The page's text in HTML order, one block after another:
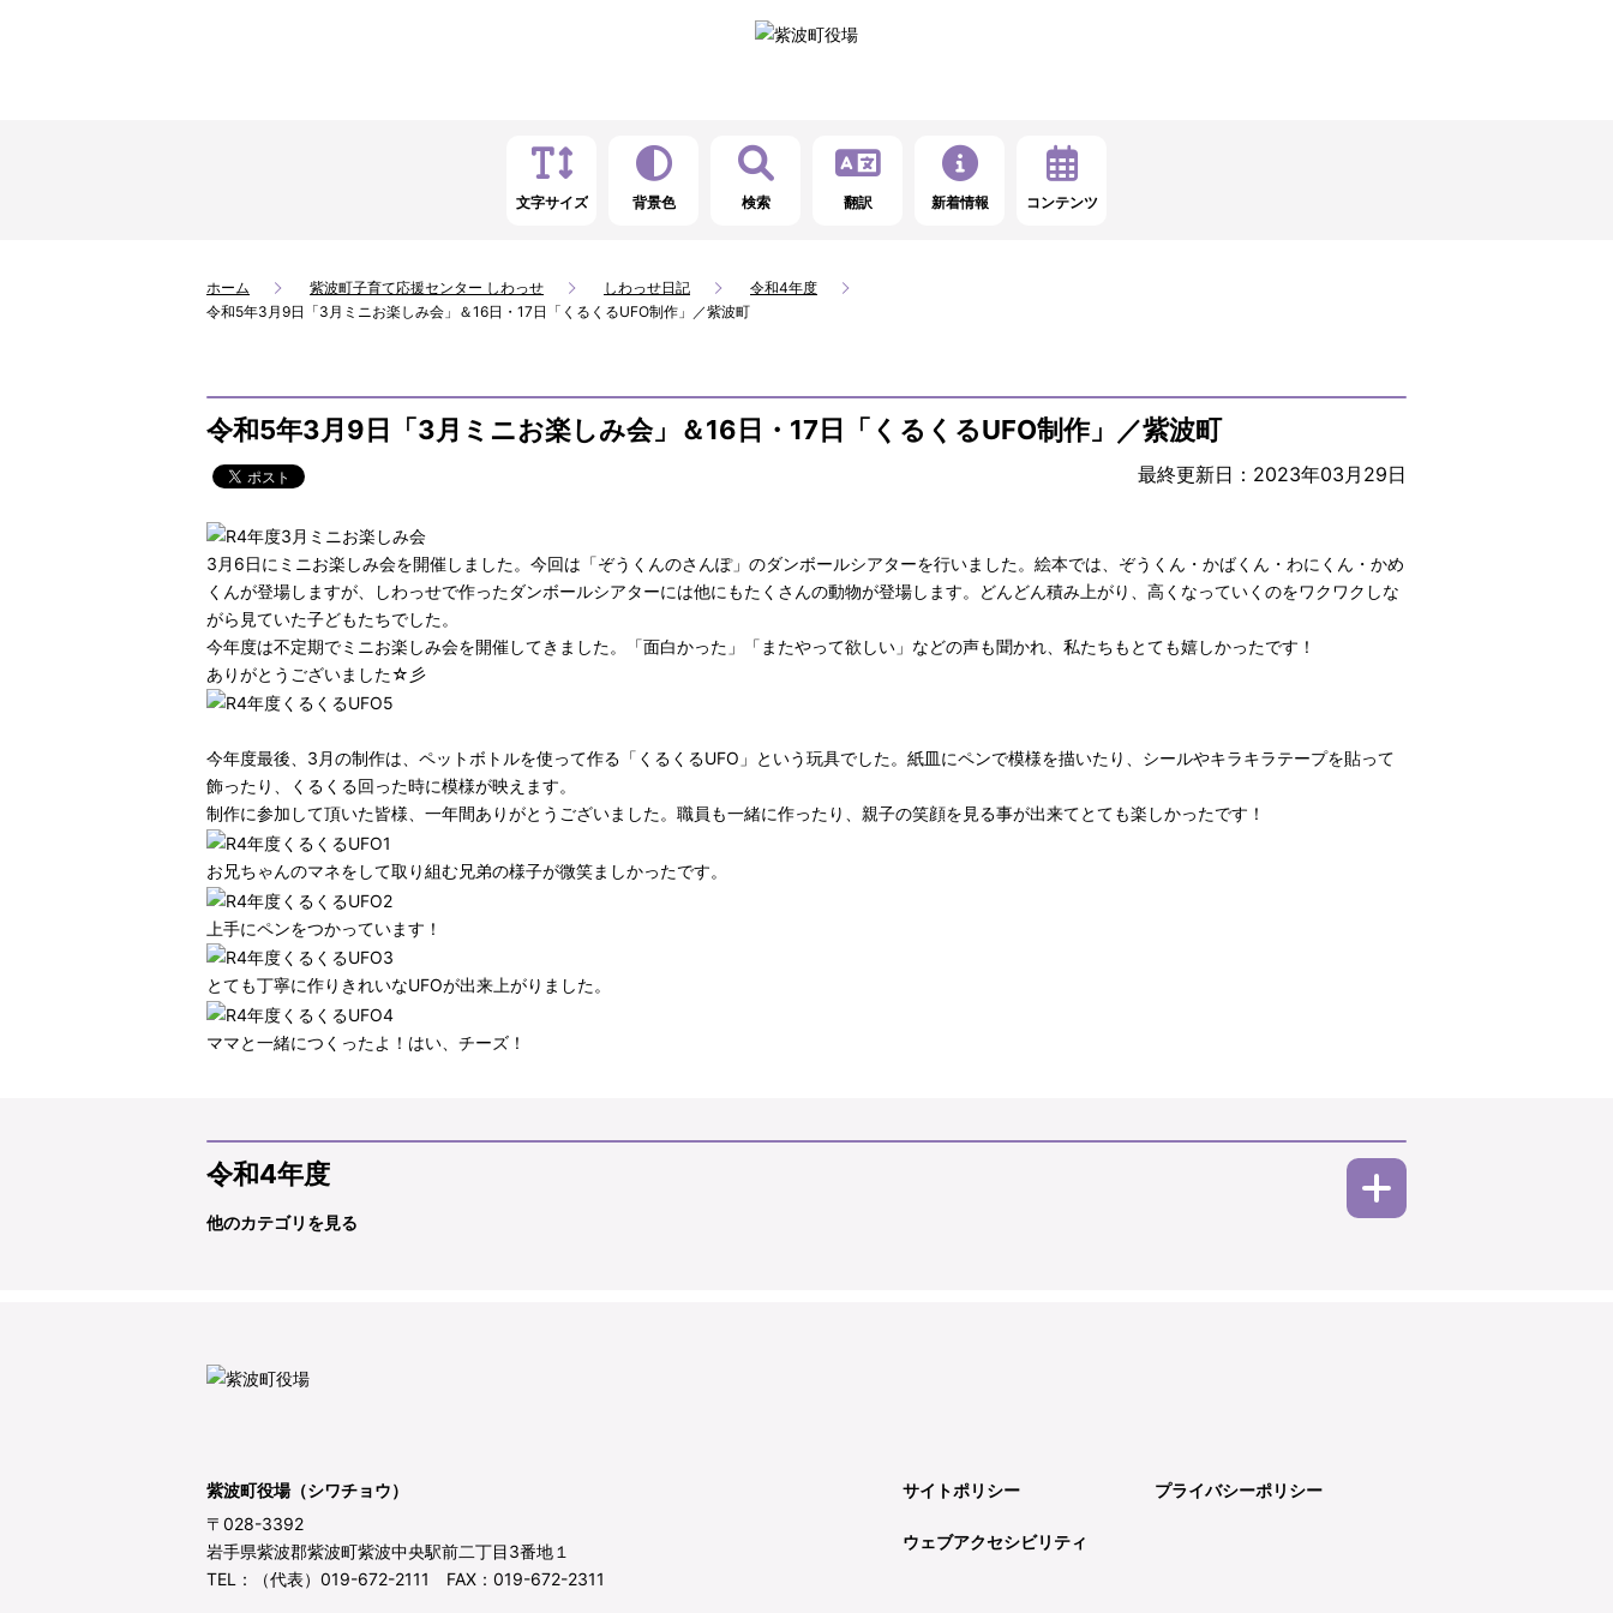
文字サイズ 背景色 検索 翻訳 新着情報 コンテンツ
ホーム 紫波町子育て応援センター しわっせ しわっせ日記
令和4年度
令和5年3月9日「3月ミニお楽しみ会」＆16日・17日「くるくるUFO制作」／紫波町
令和5年3月9日「3月ミニお楽しみ会」＆16日・17日「くるくるUFO制作」／紫波町
最終更新日：2023年03月29日
3月6日にミニお楽しみ会を開催しました。今回は「ぞうくんのさんぽ」のダンボールシアターを行いました。絵本では、ぞうくん・かばくん・わにくん・かめ
くんが登場しますが、しわっせで作ったダンボールシアターには他にもたくさんの動物が登場します。どんどん積み上がり、高くなっていくのをワクワクしな
がら見ていた子どもたちでした。
今年度は不定期でミニお楽しみ会を開催してきました。「面白かった」「またやって欲しい」などの声も聞かれ、私たちもとても嬉しかったです！
ありがとうございました☆彡
今年度最後、3月の制作は、ペットボトルを使って作る「くるくるUFO」という玩具でした。紙皿にペンで模様を描いたり、シールやキラキラテープを貼って
飾ったり、くるくる回った時に模様が映えます。
制作に参加して頂いた皆様、一年間ありがとうございました。職員も一緒に作ったり、親子の笑顔を見る事が出来てとても楽しかったです！
お兄ちゃんのマネをして取り組む兄弟の様子が微笑ましかったです。
上手にペンをつかっています！
とても丁寧に作りきれいなUFOが出来上がりました。
ママと一緒につくったよ！はい、チーズ！
令和4年度
他のカテゴリを見る
紫波町役場（シワチョウ）
〒028-3392
岩手県紫波郡紫波町紫波中央駅前二丁目3番地１
TEL：（代表）019-672-2111 FAX：019-672-2311
サイトポリシー プライバシーポリシー
ウェブアクセシビリティ